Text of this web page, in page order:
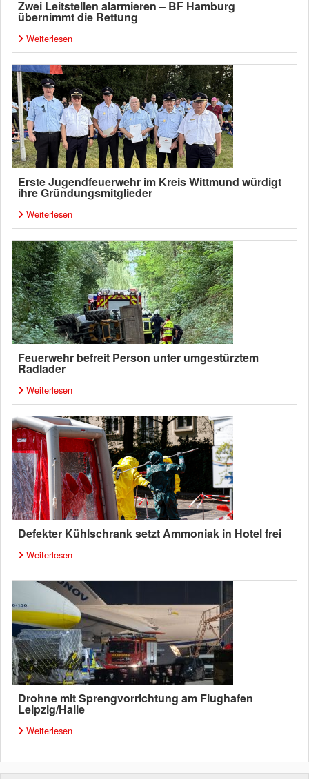
Zwei Leitstellen alarmieren – BF Hamburg
übernimmt die Rettung
Weiterlesen
Erste Jugendfeuerwehr im Kreis Wittmund würdigt
ihre Gründungsmitglieder
Weiterlesen
Feuerwehr befreit Person unter umgestürztem
Radlader
Weiterlesen
Defekter Kühlschrank setzt Ammoniak in Hotel frei
Weiterlesen
Drohne mit Sprengvorrichtung am Flughafen
Leipzig/Halle
Weiterlesen